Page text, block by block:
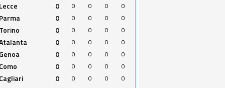
Lecce 0 0 0 0
0
Parma 0 0 0 0
0
Torino 0 0 0 0
0
0 0 0 0
0
Genoa 0 0 0 0
0
Como 0 0 0 0
0
Cagliari 0 0 0 0
0